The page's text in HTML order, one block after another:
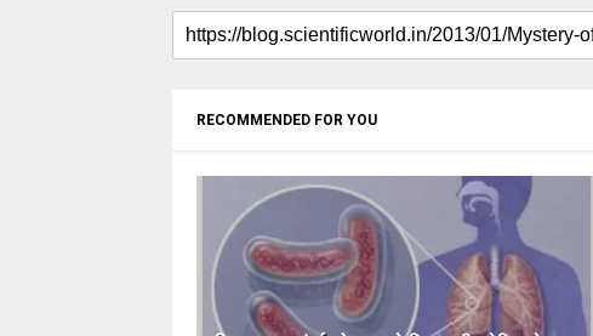
RECOMMENDED FOR YOU